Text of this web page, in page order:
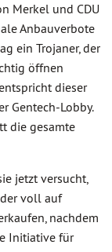
Merkel und CDU
Anbauverbote
ein Trojaner, der
öffnen
dieser
Gentech-Lobby.
die gesamte
jetzt versucht,
voll auf
nachdem
Initiative für